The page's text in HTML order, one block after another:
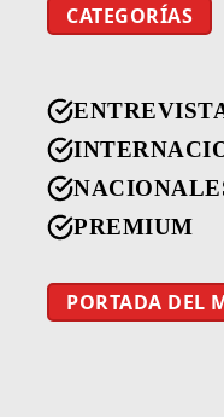
CATEGORÍAS
PREMIUM
PORTADA DEL